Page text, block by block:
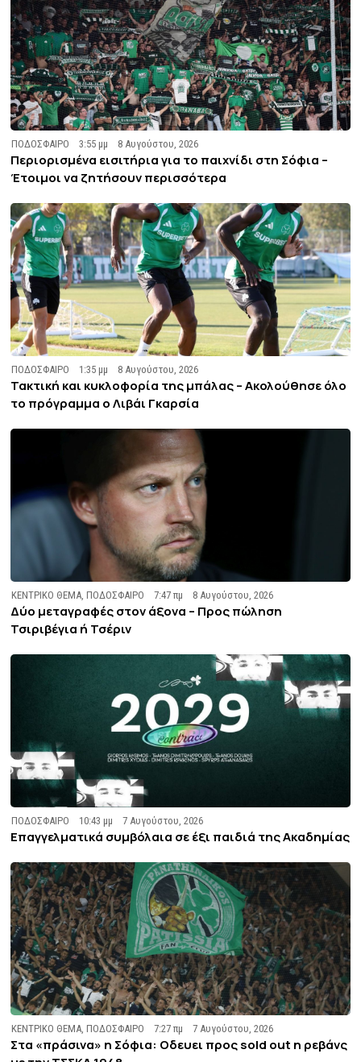
ΠΟΔΟΣΦΑΙΡΟ 3:55 μμ 8 Αυγούστου, 2026
Περιορισμένα εισιτήρια για το παιχνίδι στη Σόφια –
Έτοιμοι να ζητήσουν περισσότερα
ΠΟΔΟΣΦΑΙΡΟ 1:35 μμ 8 Αυγούστου, 2026
Τακτική και κυκλοφορία της μπάλας – Ακολούθησε όλο
το πρόγραμμα ο Λιβάι Γκαρσία
ΚΕΝΤΡΙΚΟ ΘΕΜΑ ,ΠΟΔΟΣΦΑΙΡΟ 7:47 πμ 8 Αυγούστου, 2026
Δύο μεταγραφές στον άξονα – Προς πώληση
Τσιριβέγια ή Τσέριν
ΠΟΔΟΣΦΑΙΡΟ 10:43 μμ 7 Αυγούστου, 2026
Επαγγελματικά συμβόλαια σε έξι παιδιά της Ακαδημίας
ΚΕΝΤΡΙΚΟ ΘΕΜΑ ,ΠΟΔΟΣΦΑΙΡΟ 7:27 πμ 7 Αυγούστου, 2026
Στα «πράσινα» η Σόφια: Οδευει προς sold out η ρεβάνς